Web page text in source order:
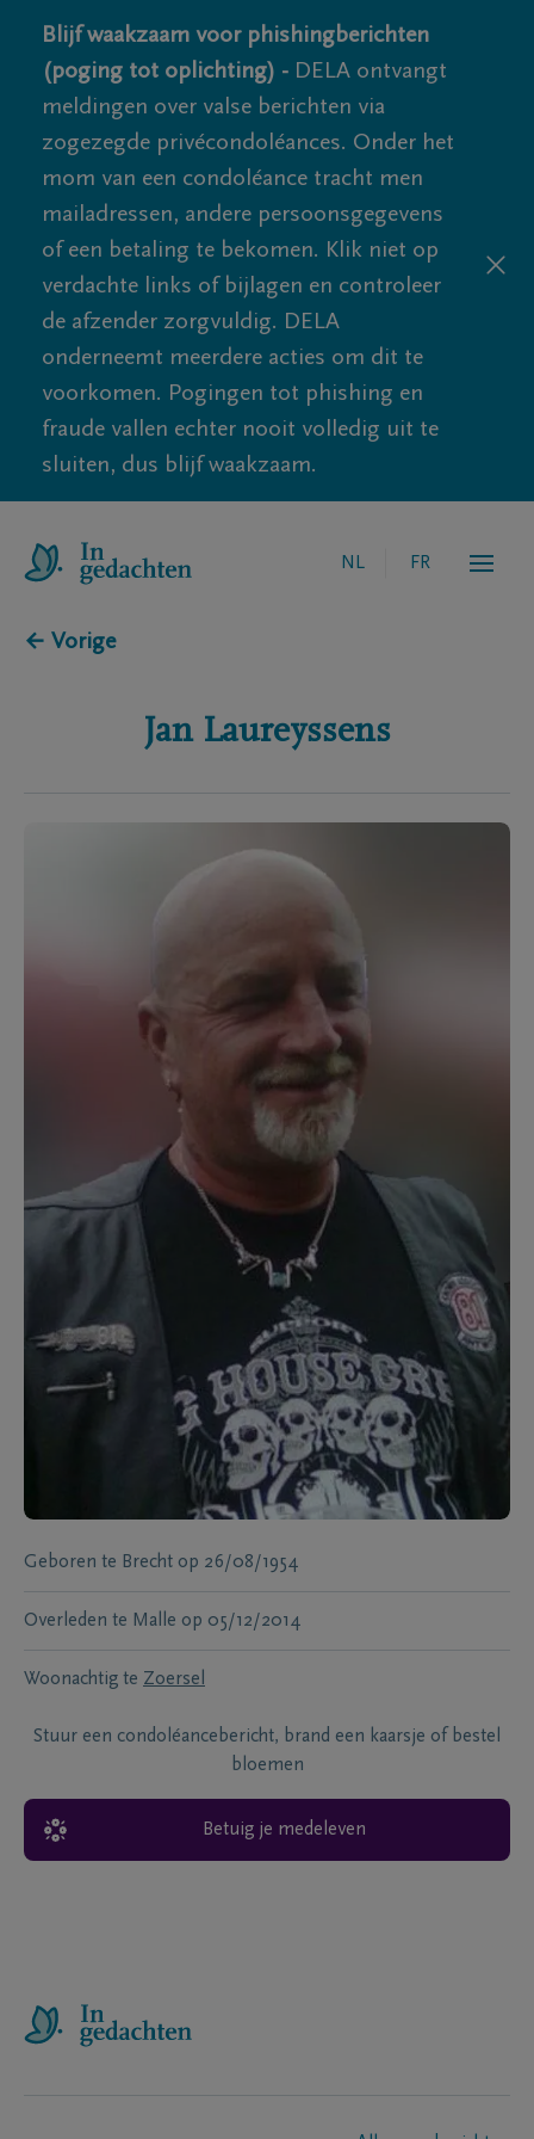
Blijf waakzaam voor phishingberichten
(poging tot oplichting) - DELA ontvangt
meldingen over valse berichten via
zogezegde privécondoléances. Onder het
mom van een condoléance tracht men
mailadressen, andere persoonsgegevens
of een betaling te bekomen. Klik niet op
verdachte links of bijlagen en controleer
de afzender zorgvuldig. DELA
onderneemt meerdere acties om dit te
voorkomen. Pogingen tot phishing en
fraude vallen echter nooit volledig uit te
sluiten, dus blijf waakzaam.
NL FR
← Vorige
Jan Laureyssens
Geboren te Brecht op 26/08/1954
Overleden te Malle op 05/12/2014
Woonachtig te Zoersel
Stuur een condoléancebericht, brand een kaarsje of bestel
bloemen
Betuig je medeleven